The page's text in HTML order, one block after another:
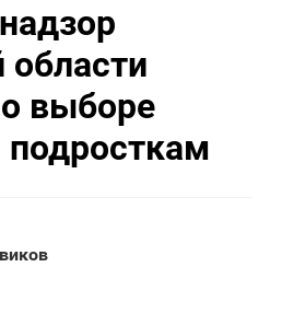
выборе
подросткам